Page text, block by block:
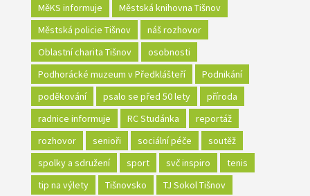
MěKS informuje
Městská knihovna Tišnov
Městská policie Tišnov
náš rozhovor
Oblastní charita Tišnov
osobnosti
Podhorácké muzeum v Předklášteří
Podnikání
poděkování
psalo se před 50 lety
příroda
radnice informuje
RC Studánka
reportáž
rozhovor
senioři sociální péče
soutěž
spolky a sdružení
sport svč inspiro
tenis
tip na výlety
Tišnovsko
TJ Sokol Tišnov